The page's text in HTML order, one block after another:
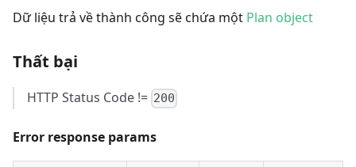
Dữ liệu trả về thành công sẽ chứa một Plan object
Thất bại
HTTP Status Code != 200
Error response params